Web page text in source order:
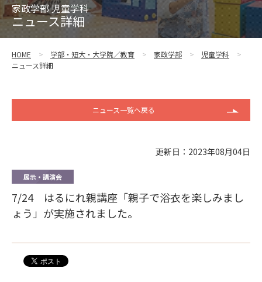
家政学部 児童学科
ニュース詳細
HOME 学部・短大・大学院／教育 家政学部
児童学科
ニュース詳細
ニュース一覧へ戻る
更新日：2023年08月04日
展示・講演会
7/24 はるにれ親講座「親子で浴衣を楽しみまし
ょう」が実施されました。